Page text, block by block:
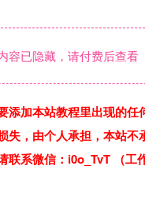
已隐藏，请付费后查看
添加本站教程里出现的任
失，由个人承担，本站不
联系微信：i0o_TvT （工